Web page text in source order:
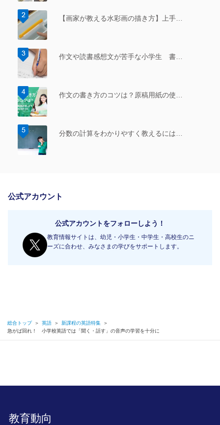
【画家が教える水彩画の描き方】上手…
作文や読書感想文が苦手な小学生 書…
作文の書き方のコツは？原稿用紙の使…
分数の計算をわかりやすく教えるには…
公式アカウント
公式アカウントをフォローしよう！
教育情報サイトは、幼児・小学生・中学生・高校生のニ
ーズに合わせ、みなさまの学びをサポートします。
総合トップ ＞ 英語 ＞ 新課程の英語特集
＞
急がば回れ！ 小学校英語では「聞く・話す」の音声の学習を十分に
教育動向